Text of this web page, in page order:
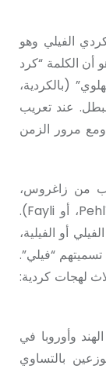
الفيلي وهو
الكلمة “كرد
(بالكردية،
عند تعريب
مرور الزمن
من زاغروس،
ويشار إليهم حاليًا بالإنجليزية باسم (Pehlí، Faili، أو Fayli).
أو الفیلیة،
تسميتهم “فيلي”.
لهجات كردية:
وأوروبا في
بالتساوي